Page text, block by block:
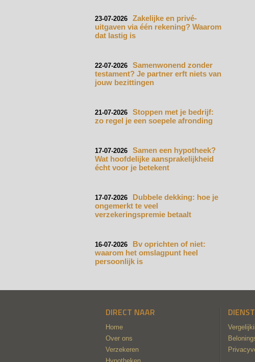
23-07-2026
Zakelijke en privé-
uitgaven via één rekening? Waarom
dat lastig is
22-07-2026
Samenwonend zonder
testament? Je partner erft niets van
jouw bezittingen
21-07-2026
Stoppen met je bedrijf:
zo regel je een soepele afronding
17-07-2026
Samen een hypotheek?
Wat hoofdelijke aansprakelijkheid
écht voor je betekent
17-07-2026
Dubbele dekking: hoe je
ongemerkt te veel
verzekeringspremie betaalt
16-07-2026
Bv oprichten of niet:
waarom het omslagpunt heel
persoonlijk is
DIRECT NAAR
Home
Over ons
Verzekeren